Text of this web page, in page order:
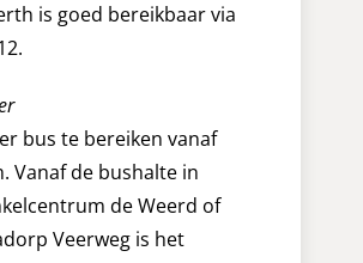
is goed bereikbaar via
bus te bereiken vanaf
Vanaf de bushalte in
de Weerd of
Veerweg is het